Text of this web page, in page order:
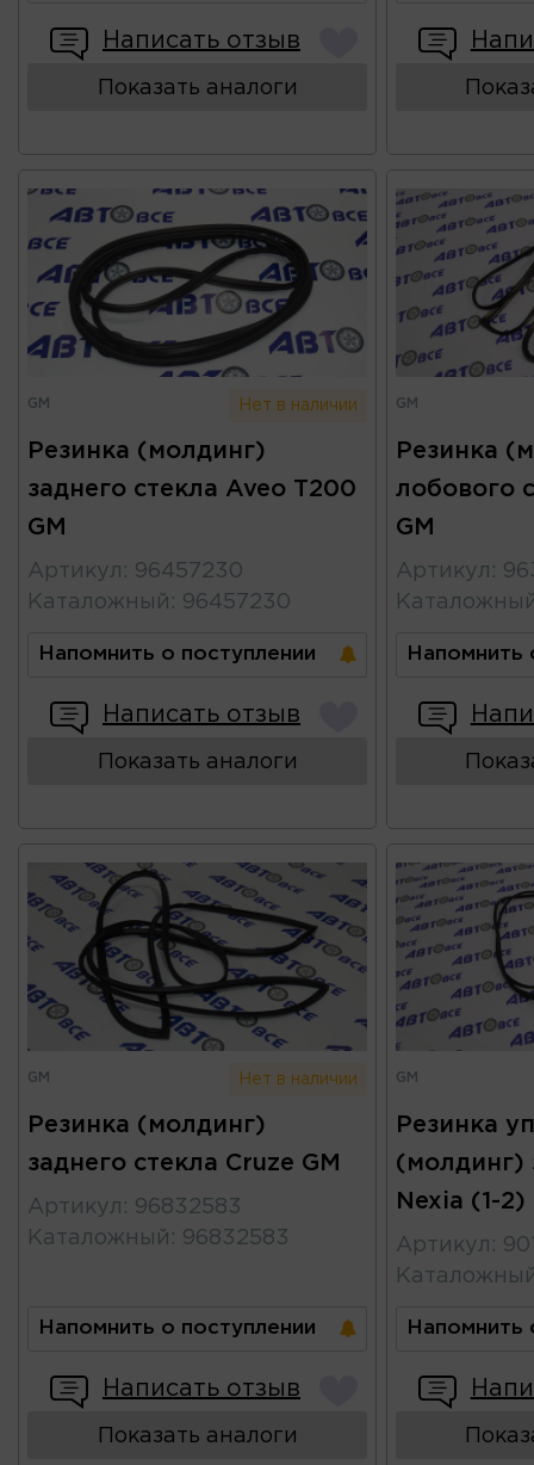
Написать отзыв
Показать аналоги
GM Нет в наличии
Резинка (молдинг)
заднего стекла Aveo T200
GM
Артикул : 96457230
Каталожный : 96457230
Напомнить о поступлении
Написать отзыв
Показать аналоги
GM
Резинка
лобового
GM
Артикул :
Напомнить
GM Нет в наличии
Резинка (молдинг)
заднего стекла Cruze GM
Артикул : 96832583
Каталожный : 96832583
Напомнить о поступлении
Написать отзыв
Показать аналоги
GM
Резинка
(молдинг)
Nexia (1-2)
Артикул :
Напомнить